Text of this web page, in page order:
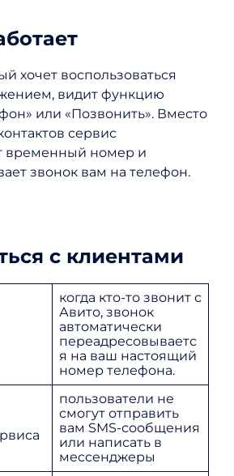
хочет воспользоваться
видит функцию
или «Позвонить». Вместо
сервис
временный номер и
звонок вам на телефон.
с клиентами
когда кто-то звонит с
Авито, звонок
автоматически
переадресовываетс
я на ваш настоящий
номер телефона.
пользователи не
смогут отправить
вам SMS-сообщения
или написать в
мессенджеры